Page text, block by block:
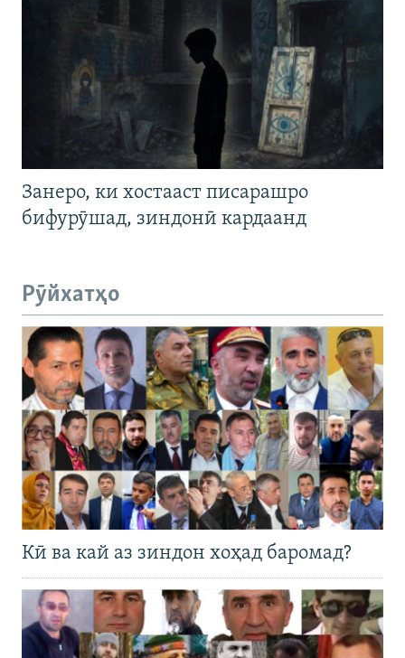
Занеро, ки хостааст писарашро
бифурӯшад, зиндонӣ кардаанд
Рӯйхатҳо
Кӣ ва кай аз зиндон хоҳад баромад?